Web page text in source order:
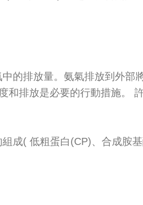
排放量。氨氣排放到外部
排放是必要的行動措施。
( 低粗蛋白(CP)、合成胺